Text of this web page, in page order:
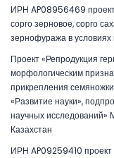
ИРН AP08956469 проект
сорго зерновое, сорго
зернофуража в условиях
Проект «Репродукция
морфологическим
прикрепления
«Развитие науки»,
научных исследований»
Казахстан
ИРН AP09259410